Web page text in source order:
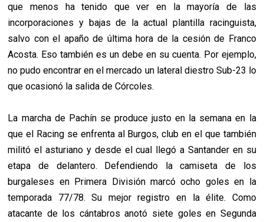
que menos ha tenido que ver en la mayoría de las
incorporaciones y bajas de la actual plantilla racinguista,
salvo con el apaño de última hora de la cesión de Franco
Acosta. Eso también es un debe en su cuenta. Por ejemplo,
no pudo encontrar en el mercado un lateral diestro Sub-23 lo
que ocasionó la salida de Córcoles.
La marcha de Pachín se produce justo en la semana en la
que el Racing se enfrenta al Burgos, club en el que también
militó el asturiano y desde el cual llegó a Santander en su
etapa de delantero. Defendiendo la camiseta de los
burgaleses en Primera División marcó ocho goles en la
temporada 77/78. Su mejor registro en la élite. Como
atacante de los cántabros anotó siete goles en Segunda